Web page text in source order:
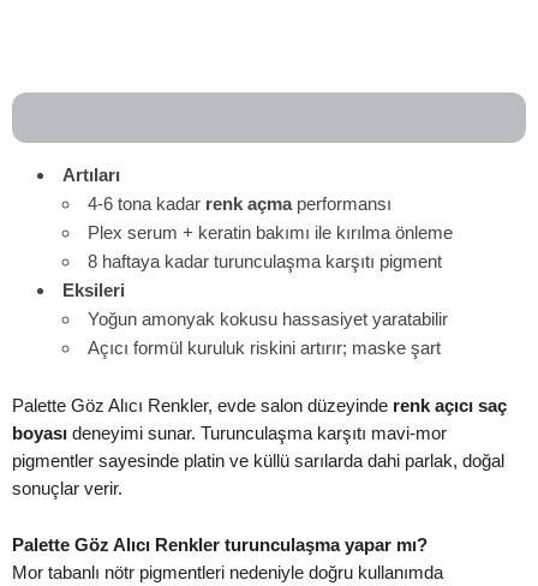
Artıları
4-6 tona kadar renk açmaperformansı
Plex serum + keratin bakımı ile kırılma önleme
8 haftaya kadar turunculaşma karşıtı pigment
Eksileri
Yoğun amonyak kokusu hassasiyet yaratabilir
Açıcı formül kuruluk riskini artırır; maske şart
Palette Göz Alıcı Renkler, evde salon düzeyinde renk açıcı saç
boyası deneyimi sunar. Turunculaşma karşıtı mavi-mor
pigmentler sayesinde platin ve küllü sarılarda dahi parlak, doğal
sonuçlar verir.
Palette Göz Alıcı Renkler turunculaşma yapar mı?
Mor tabanlı nötr pigmentleri nedeniyle doğru kullanımda